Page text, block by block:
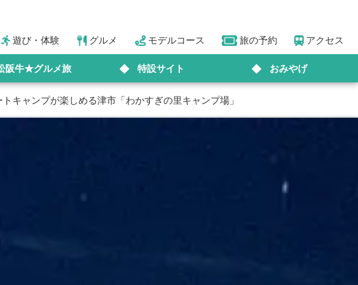
遊び・体験 グルメ モデルコース 旅の予約 アクセス
阪牛★グルメ旅 特設サイト おみやげ
キャンプが楽しめる津市「わかすぎの里キャンプ場」